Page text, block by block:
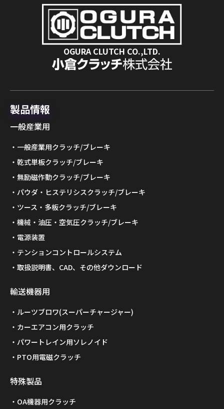
OGURA CLUTCH CO.,LTD.
製品情報
一般産業用
一般産業用クラッチ/ブレーキ
乾式単板クラッチ/ブレーキ
無励磁作動クラッチ/ブレーキ
パウダ・ヒステリシスクラッチ/ブレーキ
ツース・多板クラッチ/ブレーキ
機械・油圧・空気圧クラッチ/ブレーキ
電源装置
テンションコントロールシステム
取扱説明書、CAD、その他ダウンロード
輸送機器用
ルーツブロワ(スーパーチャージャー)
カーエアコン用クラッチ
パワートレイン用ソレノイド
PTO用電磁クラッチ
特殊製品
OA機器用クラッチ